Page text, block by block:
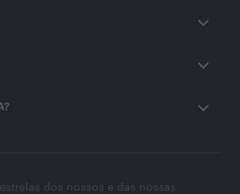
dos nossos e das nossas